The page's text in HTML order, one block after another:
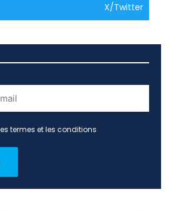
X/Twitter
termes et les conditions